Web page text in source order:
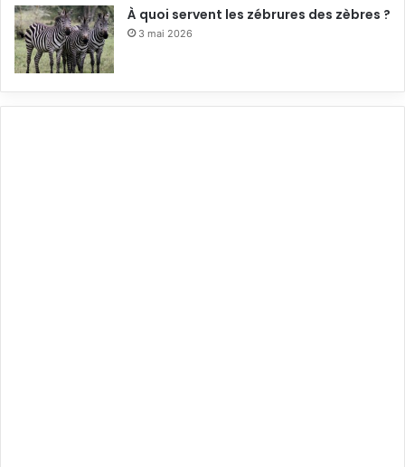
À quoi servent les zébrures des zèbres ?
3 mai 2026